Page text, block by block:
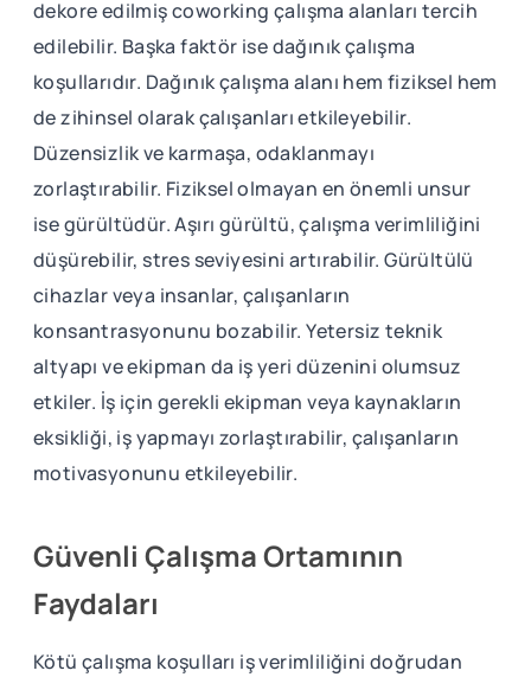
dekore edilmiş coworking çalışma alanları tercih
edilebilir. Başka faktör ise dağınık çalışma
koşullarıdır. Dağınık çalışma alanı hem fiziksel hem
de zihinsel olarak çalışanları etkileyebilir.
Düzensizlik ve karmaşa, odaklanmayı
zorlaştırabilir. Fiziksel olmayan en önemli unsur
ise gürültüdür. Aşırı gürültü, çalışma verimliliğini
düşürebilir, stres seviyesini artırabilir. Gürültülü
cihazlar veya insanlar, çalışanların
konsantrasyonunu bozabilir. Yetersiz teknik
altyapı ve ekipman da iş yeri düzenini olumsuz
etkiler. İş için gerekli ekipman veya kaynakların
eksikliği, iş yapmayı zorlaştırabilir, çalışanların
motivasyonunu etkileyebilir.
Güvenli Çalışma Ortamının
Faydaları
Kötü çalışma koşulları iş verimliliğini doğrudan